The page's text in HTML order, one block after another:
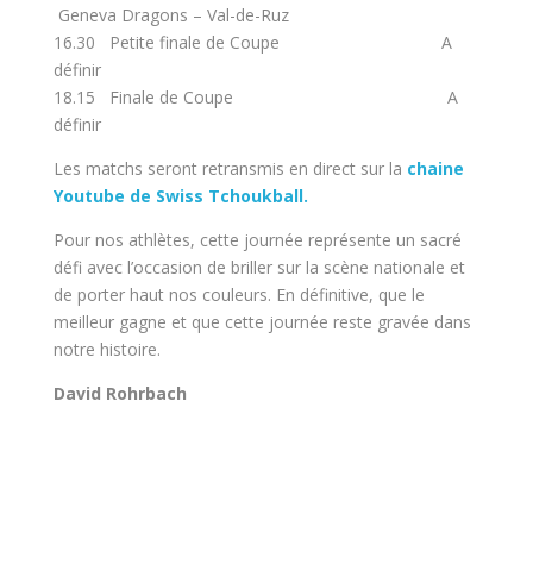
Geneva Dragons – Val-de-Ruz
16.30 Petite finale de Coupe A
définir
18.15 Finale de Coupe A
définir
Les matchs seront retransmis en direct sur la chaine
Youtube de Swiss Tchoukball.
Pour nos athlètes, cette journée représente un sacré
défi avec l’occasion de briller sur la scène nationale et
de porter haut nos couleurs. En définitive, que le
meilleur gagne et que cette journée reste gravée dans
notre histoire.
David Rohrbach